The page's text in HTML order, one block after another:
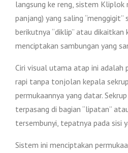
langsung ke reng, sistem Kliplok
panjang) yang saling “menggigit”
berikutnya “diklip” atau
menciptakan sambungan yang
Ciri visual utama atap ini adalah
rapi tanpa tonjolan kepala
permukaannya yang datar.
terpasang di bagian “lipatan”
tersembunyi, tepatnya pada sisi
Sistem ini menciptakan